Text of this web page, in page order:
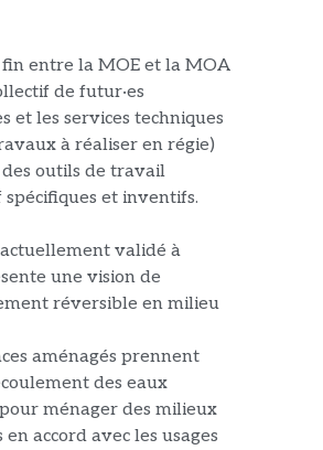
entre la MOE et la MOA
de futur·es
et les services techniques
à réaliser en régie)
outils de travail
spécifiques et inventifs.
validé à
une vision de
réversible en milieu
aménagés prennent
des eaux
ménager des milieux
accord avec les usages